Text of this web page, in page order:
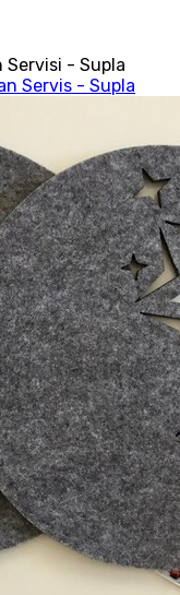
Servisi - Supla
Servis - Supla